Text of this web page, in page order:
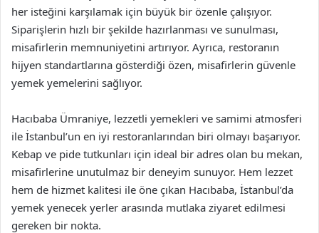
her isteğini karşılamak için büyük bir özenle çalışıyor.
Siparişlerin hızlı bir şekilde hazırlanması ve sunulması,
misafirlerin memnuniyetini artırıyor. Ayrıca, restoranın
hijyen standartlarına gösterdiği özen, misafirlerin güvenle
yemek yemelerini sağlıyor.
Hacıbaba Ümraniye, lezzetli yemekleri ve samimi atmosferi
ile İstanbul’un en iyi restoranlarından biri olmayı başarıyor.
Kebap ve pide tutkunları için ideal bir adres olan bu mekan,
misafirlerine unutulmaz bir deneyim sunuyor. Hem lezzet
hem de hizmet kalitesi ile öne çıkan Hacıbaba, İstanbul’da
yemek yenecek yerler arasında mutlaka ziyaret edilmesi
gereken bir nokta.